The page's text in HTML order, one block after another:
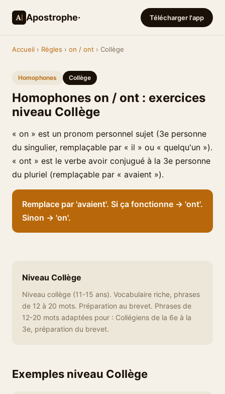
Apostrophe· Télécharger l'app
Accueil › Règles › on / ont › Collège
Homophones Collège
Homophones on / ont : exercices
niveau Collège
« on » est un pronom personnel sujet (3e personne
du singulier, remplaçable par « il » ou « quelqu'un »).
« ont » est le verbe avoir conjugué à la 3e personne
du pluriel (remplaçable par « avaient »).
Remplace par 'avaient'. Si ça fonctionne → 'ont'.
Sinon → 'on'.
Niveau Collège
Niveau collège (11-15 ans). Vocabulaire riche, phrases
de 12 à 20 mots. Préparation au brevet. Phrases de
12-20 mots adaptées pour : Collégiens de la 6e à la
3e, préparation du brevet.
Exemples niveau Collège